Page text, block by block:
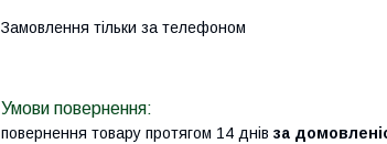
Замовлення тільки за телефоном
повернення товару протягом 14 днів за